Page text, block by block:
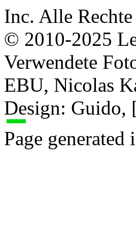
Inc. Alle
© 2010-2025
Verwendete
EBU, Nicolas
Design: Guido,
Page generated